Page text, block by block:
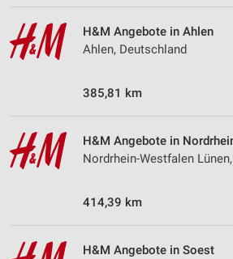
H&M Angebote in Ahlen
Ahlen, Deutschland
385,81 km
H&M Angebote in
Nordrhein-Westfalen
414,39 km
H&M Angebote in Soest